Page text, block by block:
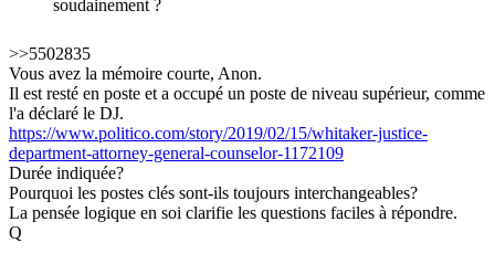
soudainement ?
>>5502835
Vous avez la mémoire courte, Anon.
Il est resté en poste et a occupé un poste de niveau supérieur, comme
l'a déclaré le DJ.
https://www.politico.com/story/2019/02/15/whitaker-justice-
department-attorney-general-counselor-1172109
Durée indiquée?
Pourquoi les postes clés sont-ils toujours interchangeables?
La pensée logique en soi clarifie les questions faciles à répondre.
Q